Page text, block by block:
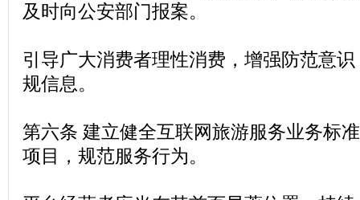
及时向公安部门报案。
引导广大消费者理性消费，增强防范意
规信息。
第六条 建立健全互联网旅游服务业务标
项目，规范服务行为。